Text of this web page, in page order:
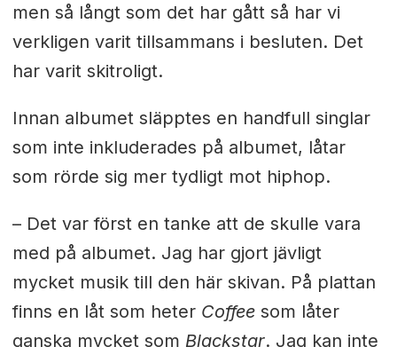
men så långt som det har gått så har vi
verkligen varit tillsammans i besluten. Det
har varit skitroligt.
Innan albumet släpptes en handfull singlar
som inte inkluderades på albumet, låtar
som rörde sig mer tydligt mot hiphop.
– Det var först en tanke att de skulle vara
med på albumet. Jag har gjort jävligt
mycket musik till den här skivan. På plattan
finns en låt som heter Coffee som låter
ganska mycket som Blackstar. Jag kan inte